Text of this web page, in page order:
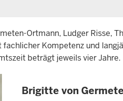
Ortmann, Ludger Risse,
Kompetenz und
beträgt jeweils vier Jahre.
Brigitte von